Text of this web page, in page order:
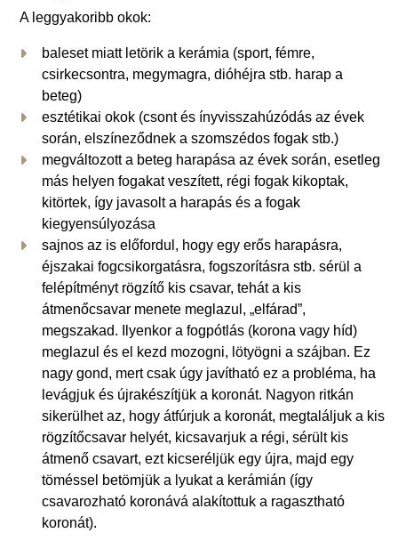
A leggyakoribb okok:
baleset miatt letörik a kerámia (sport, fémre,
csirkecsontra, megymagra, dióhéjra stb. harap a
beteg)
esztétikai okok (csont és ínyvisszahúzódás az évek
során, elszíneződnek a szomszédos fogak stb.)
megváltozott a beteg harapása az évek során, esetleg
más helyen fogakat veszített, régi fogak kikoptak,
kitörtek, így javasolt a harapás és a fogak
kiegyensúlyozása
sajnos az is előfordul, hogy egy erős harapásra,
éjszakai fogcsikorgatásra, fogszorításra stb. sérül a
felépítményt rögzítő kis csavar, tehát a kis
átmenőcsavar menete meglazul, „elfárad”,
megszakad. Ilyenkor a fogpótlás (korona vagy híd)
meglazul és el kezd mozogni, lötyögni a szájban. Ez
nagy gond, mert csak úgy javítható ez a probléma, ha
levágjuk és újrakészítjük a koronát. Nagyon ritkán
sikerülhet az, hogy átfúrjuk a koronát, megtaláljuk a kis
rögzítőcsavar helyét, kicsavarjuk a régi, sérült kis
átmenő csavart, ezt kicseréljük egy újra, majd egy
töméssel betömjük a lyukat a kerámián (így
csavarozható koronává alakítottuk a ragasztható
koronát).